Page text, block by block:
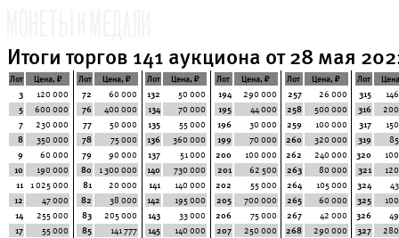
Итоги торгов 141 аукциона от 28 мая
Лот
Цена, ₽
3
120 000
5
600 000
7
230 000
8
350 000
9
60 000
10
190 000
11
1 025 000
12
47 000
14
255 000
17
55 000
Лот
Цена, ₽
72
60 000
76
400 000
77
50 000
78
75 000
79
90 000
80
1 300 000
81
20 000
82
38 000
83
205 000
85
141 777
Лот
Цена, ₽
132
50 000
134
70 000
135
55 000
136
360 000
137
51 000
140
730 000
141
140 000
142
195 000
143
33 000
145
140 000
Лот
Цена, ₽
194
290 000
195
44 000
196
30 000
199
70 000
200
100 000
201
62 500
202
55 000
205
700 000
206
75 000
207
250 000
Лот
Цена, ₽
257
26 000
258
500 000
259
100 000
260
320 000
262
240 000
263
80 000
264
105 000
265
60 000
267
42 000
268
290 000
Лот
315
316
317
319
320
321
324
325
326
327